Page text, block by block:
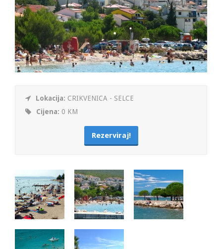
Lokacija: CRIKVENICA - SELCE
Cijena: 0 KM
Rezerviraj!